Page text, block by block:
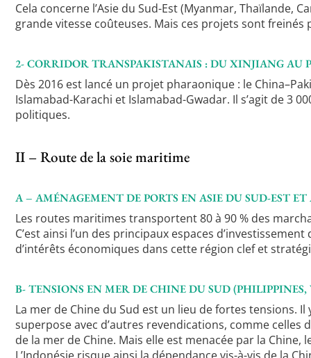
Cela concerne l’Asie du Sud-Est (Myanmar,
grande vitesse coûteuses. Mais ces projets sont
2- CORRIDOR TRANSPAKISTANAIS : DU XINJIANG AU
Dès 2016 est lancé un projet pharaonique : le
Islamabad-Karachi et Islamabad-Gwadar. Il s’agit de
politiques.
II – Route de la soie maritime
A – AMÉNAGEMENT DE PORTS EN ASIE DU SUD-EST
Les routes maritimes transportent 80 à 90 % des
C’est ainsi l’un des principaux espaces
d’intérêts économiques dans cette région clef et
B- TENSIONS EN MER DE CHINE DU SUD
La mer de Chine du Sud est un lieu de fortes tensions.
superpose avec d’autres revendications, comme
de la mer de Chine. Mais elle est menacée par la